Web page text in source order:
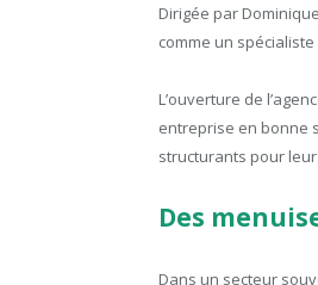
Dirigée par
comme un
L’ouverture de
entreprise en bonne
structurants pour
Des
Dans un secteur